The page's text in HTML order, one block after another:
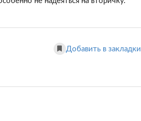
Добавить в закладки